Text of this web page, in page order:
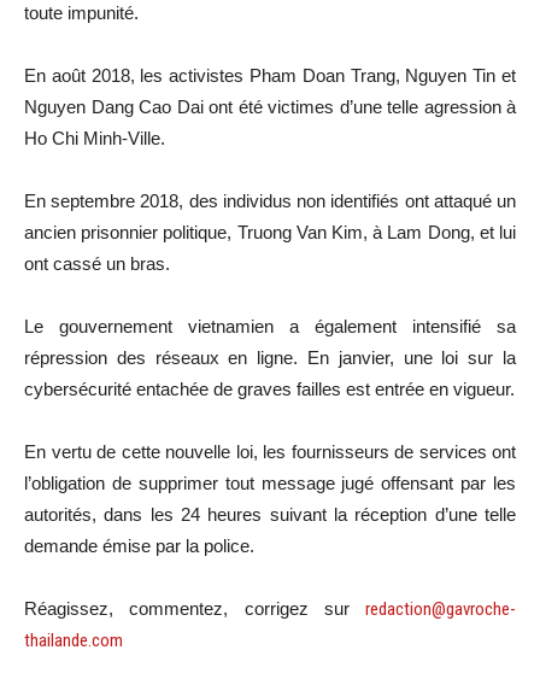
toute impunité.
En août 2018, les activistes Pham Doan Trang, Nguyen Tin et
Nguyen Dang Cao Dai ont été victimes d’une telle agression à
Ho Chi Minh-Ville.
En septembre 2018, des individus non identifiés ont attaqué un
ancien prisonnier politique, Truong Van Kim, à Lam Dong, et lui
ont cassé un bras.
Le gouvernement vietnamien a également intensifié sa
répression des réseaux en ligne. En janvier, une loi sur la
cybersécurité entachée de graves failles est entrée en vigueur.
En vertu de cette nouvelle loi, les fournisseurs de services ont
l’obligation de supprimer tout message jugé offensant par les
autorités, dans les 24 heures suivant la réception d’une telle
demande émise par la police.
Réagissez, commentez, corrigez sur redaction@gavroche-
thailande.com